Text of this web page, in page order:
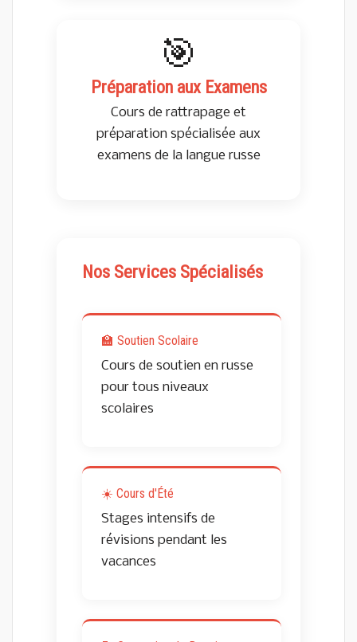
🎯
Préparation aux Examens
Cours de rattrapage et
préparation spécialisée aux
examens de la langue russe
Nos Services Spécialisés
🏫 Soutien Scolaire
Cours de soutien en russe
pour tous niveaux
scolaires
☀️ Cours d'Été
Stages intensifs de
révisions pendant les
vacances